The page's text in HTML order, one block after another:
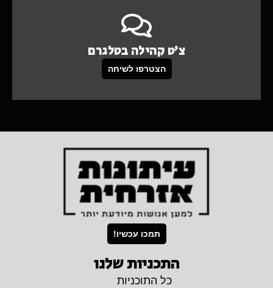
צ'ט קהילה בטלגרם
הצטרפו לשיחה
תמכו עכשיו!
התכניות שלנו
כל התוכניות